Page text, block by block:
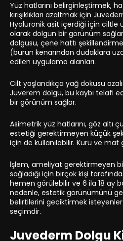
Yüz hatlarını belirginleştirmek,
kırışıklıkları azaltmak için
Hyaluronik asit içerdiği için ciltle
olarak dolgun bir görünüm
dolgusu, çene hattı
(burun kenarından dudaklara
edilen uygulama alanları.
Cilt yaşlandıkça yağ dokusu
Juverem dolgu, bu kaybı telafi
bir görünüm sağlar.
Asimetrik yüz hatlarını, göz altı
estetiği gerektirmeyen küçük
için de kullanılabilir. Kuru ve
İşlem, ameliyat gerektirmeyen
sağladığı için birçok kişi
hemen görülebilir ve 6 ila 18 ay
nedenle, estetik görünümünü
belirtilerini geciktirmek
seçimdir.
Juvederm Dolgu